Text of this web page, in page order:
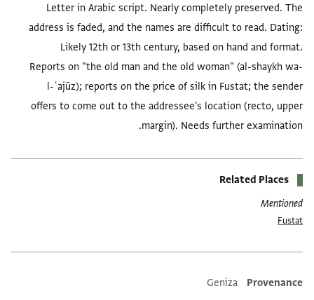
Letter in Arabic script. Nearly completely preserved. The
address is faded, and the names are difficult to read. Dating:
Likely 12th or 13th century, based on hand and format.
Reports on "the old man and the old woman" (al-shaykh wa-
l-ʿajūz); reports on the price of silk in Fustat; the sender
offers to come out to the addressee's location (recto, upper
margin). Needs further examination.
Related Places
Mentioned
Fustat
Additional metadata
Provenance
Geniza